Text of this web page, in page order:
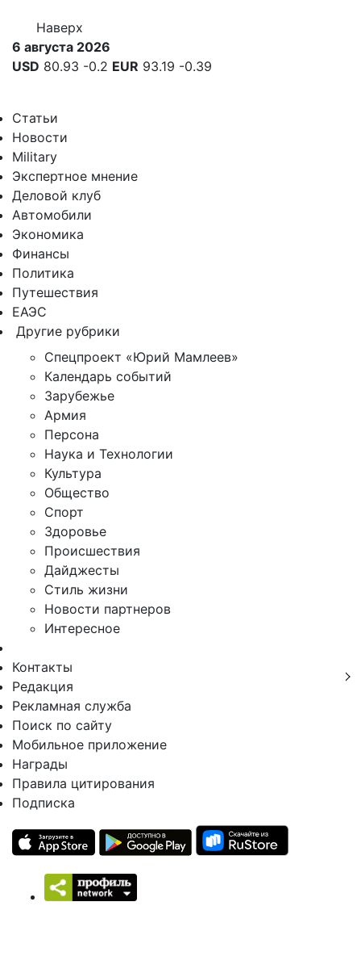
Наверх
6 августа 2026
USD 80.93 -0.2 EUR 93.19 -0.39
Статьи
Новости
Military
Экспертное мнение
Деловой клуб
Автомобили
Экономика
Финансы
Политика
Путешествия
ЕАЭС
Другие рубрики
Спецпроект «Юрий Мамлеев»
Календарь событий
Зарубежье
Армия
Персона
Наука и Технологии
Культура
Общество
Спорт
Здоровье
Происшествия
Дайджесты
Стиль жизни
Новости партнеров
Интересное
Контакты
Редакция
Рекламная служба
Поиск по сайту
Мобильное приложение
Награды
Правила цитирования
Подписка